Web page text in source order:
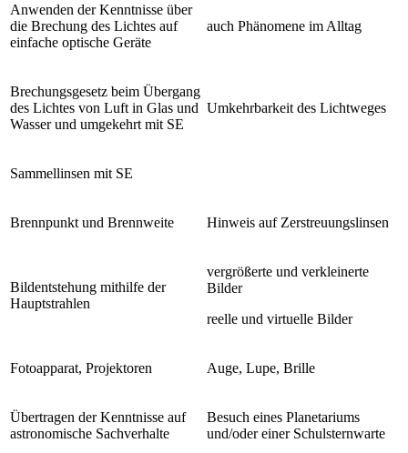
Anwenden der Kenntnisse über
die Brechung des Lichtes auf
einfache optische Geräte
auch Phänomene im Alltag
Brechungsgesetz beim Übergang
des Lichtes von Luft in Glas und
Wasser und umgekehrt mit SE
Umkehrbarkeit des Lichtweges
Sammellinsen mit SE
Brennpunkt und Brennweite Hinweis auf Zerstreuungslinsen
Bildentstehung mithilfe der
Hauptstrahlen
vergrößerte und verkleinerte
Bilder
reelle und virtuelle Bilder
Fotoapparat, Projektoren Auge, Lupe, Brille
Übertragen der Kenntnisse auf
astronomische Sachverhalte
Besuch eines Planetariums
und/oder einer Schulsternwarte